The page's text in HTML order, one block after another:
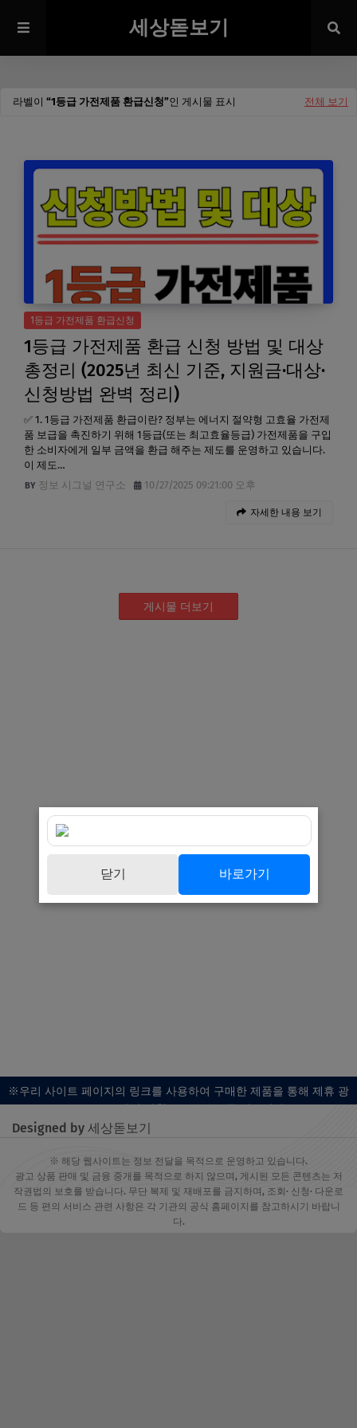
세상돋보기
라벨이 1등급 가전제품 환급신청 인 게시물 표시 전체 보기
1등급 가전제품 환급신청
1등급 가전제품 환급 신청 방법 및 대상
총정리 (2025년 최신 기준, 지원금·대상·
신청방법 완벽 정리)
✅ 1. 1등급 가전제품 환급이란? 정부는 에너지 절약형 고효율 가전제
품 보급을 촉진하기 위해 1등급(또는 최고효율등급) 가전제품을 구입
한 소비자에게 일부 금액을 환급 해주는 제도를 운영하고 있습니다.
이 제도…
정보 시그널 연구소
10/27/2025 09:21:00 오후
자세한 내용 보기
게시물 더보기
※우리 사이트 페이지의 링크를 사용하여 구매한 제품을 통해 제휴 광
고 프로그램의 일환으로 수수료를 받습니다.
Designed by 세상돋보기
※ 해당 웹사이트는 정보 전달을 목적으로 운영하고 있습니다.
광고 상품 판매 및 금융 중개를 목적으로 하지 않으며, 게시된 모든 콘텐츠는 저
작권법의 보호를 받습니다. 무단 복제 및 재배포를 금지하며, 조회· 신청· 다운로
드 등 편의 서비스 관련 사항은 각 기관의 공식 홈페이지를 참고하시기 바랍니
다.
닫기 바로가기